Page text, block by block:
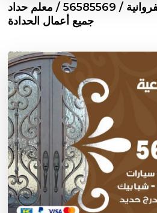
حداد أبواب اسطبلات الفروانية / 56585569 / معلم حداد
جميع أعمال الحدادة